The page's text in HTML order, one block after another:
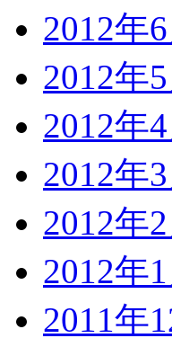
2012年6
2012年5
2012年4
2012年3
2012年2
2012年1
2011年